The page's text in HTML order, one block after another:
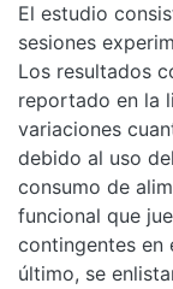
El estudio
sesiones
Los resultados
reportado en la
variaciones
debido al uso
consumo de
funcional que
contingentes en
último, se